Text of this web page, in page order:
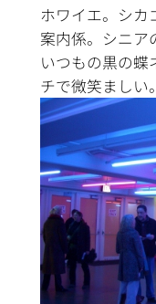
ホワイエ。シカ
案内係。シニア
いつもの黒の蝶
チで微笑ましい。